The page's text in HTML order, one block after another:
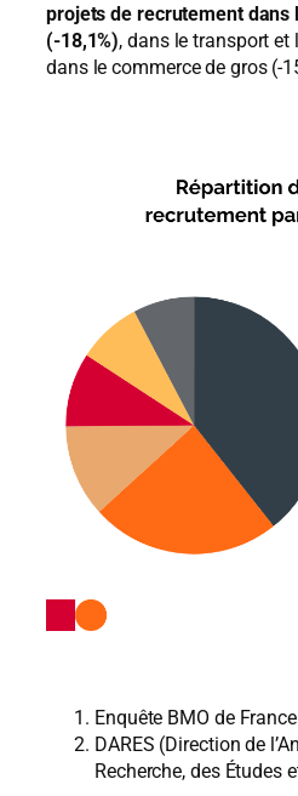
projets de recrutement dans
(-18,1%), dans le transport et
dans le commerce de gros (-
Enquête BMO de
DARES (Direction de
Recherche, des Études